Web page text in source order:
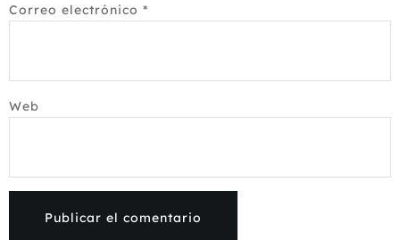
Correo electrónico *
Web